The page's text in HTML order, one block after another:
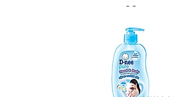
- -